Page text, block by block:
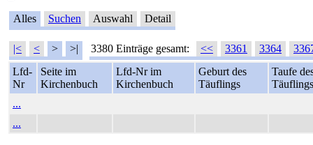
Alles Suchen Auswahl Detail
|< < > >| 3380 Einträge gesamt: << 3361 3364
Lfd-
Nr
Seite im
Kirchenbuch
Lfd-Nr im
Kirchenbuch
Geburt des
Täuflings
Taufe
Täuflings
...
...